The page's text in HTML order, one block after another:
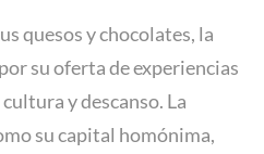
quesos y chocolates, la
su oferta de experiencias
y descanso. La
su capital homónima,